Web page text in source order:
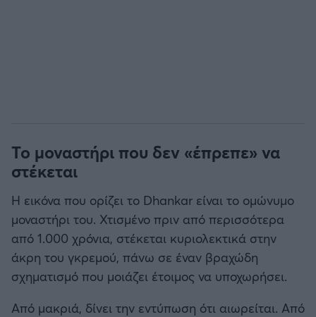
Το μοναστήρι που δεν «έπρεπε» να
στέκεται
Η εικόνα που ορίζει το Dhankar είναι το ομώνυμο
μοναστήρι του. Χτισμένο πριν από περισσότερα
από 1.000 χρόνια, στέκεται κυριολεκτικά στην
άκρη του γκρεμού, πάνω σε έναν βραχώδη
σχηματισμό που μοιάζει έτοιμος να υποχωρήσει.
Από μακριά, δίνει την εντύπωση ότι αιωρείται. Από